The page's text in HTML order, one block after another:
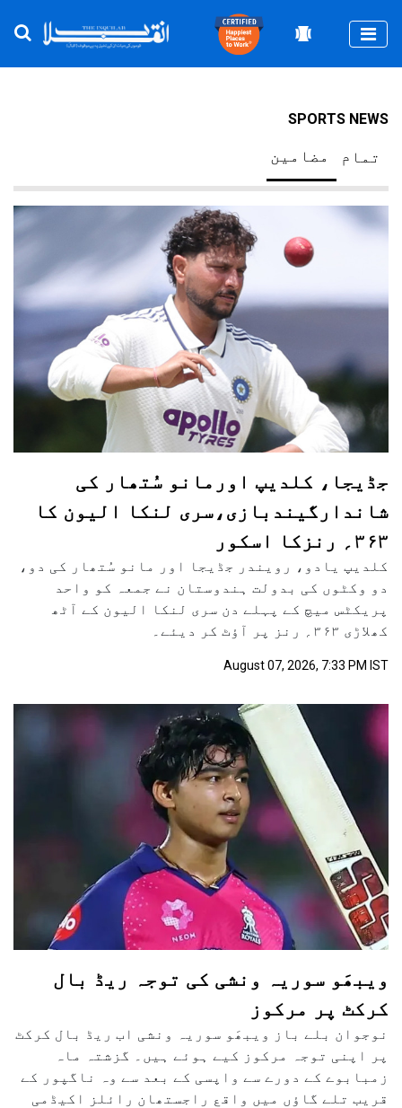
SPORTS NEWS
مضامین تمام
جڈیجا، کلدیپ اورمانو سُتھار کی
شاندارگیندبازی،سری لنکا الیون کا
۳۶۳؍ رنزکا اسکور
کلدیپ یادو، رویندر جڈیجا اور مانو سُتھار کی دو،
دو وکٹوں کی بدولت ہندوستان نے جمعہ کو واحد
پریکٹس میچ کے پہلے دن سری لنکا الیون کے آٹھ
کھلاڑی ۳۶۳؍ رنز پر آؤٹ کر دیئے۔
August 07, 2026, 7:33 PM IST
ویبھَو سوریہ ونشی کی توجہ ریڈ بال
کرکٹ پر مرکوز
نوجوان بلے باز ویبھَو سوریہ ونشی اب ریڈ بال کرکٹ
پر اپنی توجہ مرکوز کیے ہوئے ہیں۔ گزشتہ ماہ
زمبابوے کے دورے سے واپسی کے بعد سے وہ ناگپور کے
قریب تلے گاؤں میں واقع راجستھان رائلز اکیڈمی